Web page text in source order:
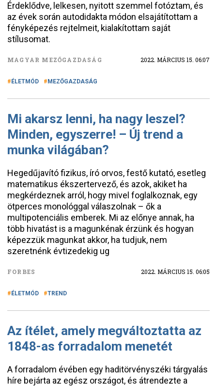
Érdeklődve, lelkesen, nyitott szemmel fotóztam, és
az évek során autodidakta módon elsajátítottam a
fényképezés rejtelmeit, kialakítottam saját
stílusomat.
MAGYAR MEZŐGAZDASÁG 2022. MÁRCIUS 15. 06:07
ÉLETMÓD MEZŐGAZDASÁG
Mi akarsz lenni, ha nagy leszel?
Minden, egyszerre! – Új trend a
munka világában?
Hegedűjavító fizikus, író orvos, festő kutató, esetleg
matematikus ékszertervező, és azok, akiket ha
megkérdeznek arról, hogy mivel foglalkoznak, egy
ötperces monológgal válaszolnak – ők a
multipotenciális emberek. Mi az előnye annak, ha
több hivatást is a magunkénak érzünk és hogyan
képezzük magunkat akkor, ha tudjuk, nem
szeretnénk évtizedekig ug
FORBES 2022. MÁRCIUS 15. 06:05
ÉLETMÓD TREND
Az ítélet, amely megváltoztatta az
1848-as forradalom menetét
A forradalom évében egy haditörvényszéki tárgyalás
híre bejárta az egész országot, és átrendezte a